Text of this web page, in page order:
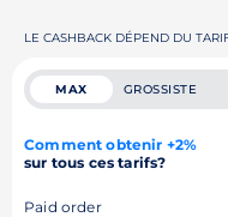
LE CASHBACK DÉPEND DU
MAX GROSSISTE
Comment obtenir +2%
sur tous ces tarifs?
Paid order